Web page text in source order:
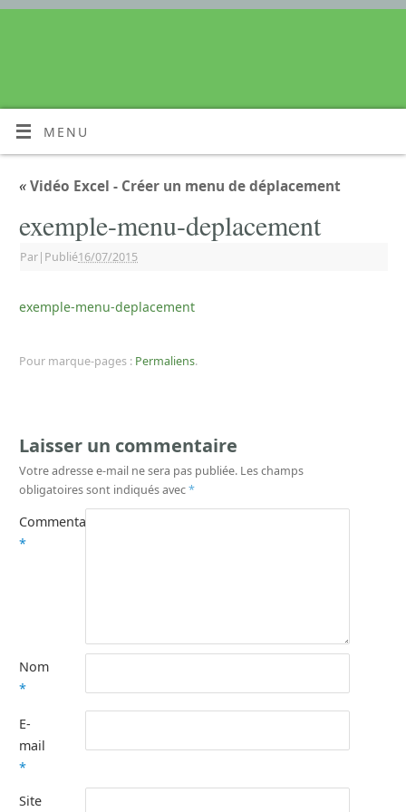
MENU
«Vidéo Excel - Créer un menu de déplacement
exemple-menu-deplacement
Par| Publié16/07/2015
exemple-menu-deplacement
Pour marque-pages : Permaliens.
Laisser un commentaire
Votre adresse e-mail ne sera pas publiée. Les champs
obligatoires sont indiqués avec*
Commentaire
*
Nom
*
E-
mail
*
Site